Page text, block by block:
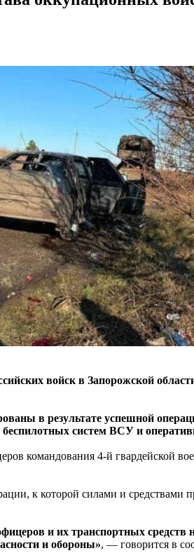
войск в Запорожской
в результате успешной
систем ВСУ и
командования 4-й гвардейской
к которой силами и
и их транспортных
и обороны», — говорится в